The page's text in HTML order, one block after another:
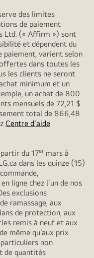
des limites
de paiement
Ltd. (« Affirm ») sont
et dépendent du
paiement, varient selon
dans toutes les
les clients ne seront
minimum et un
un achat de 800
mensuels de 72,21 $
total de 866,48
Centre d'aide
du 17er mars à
dans les quinze (15)
ligne chez l’un de nos
exclusions
ramassage, aux
de protection, aux
remis à neuf et aux
même qu’aux prix
non
de quantités